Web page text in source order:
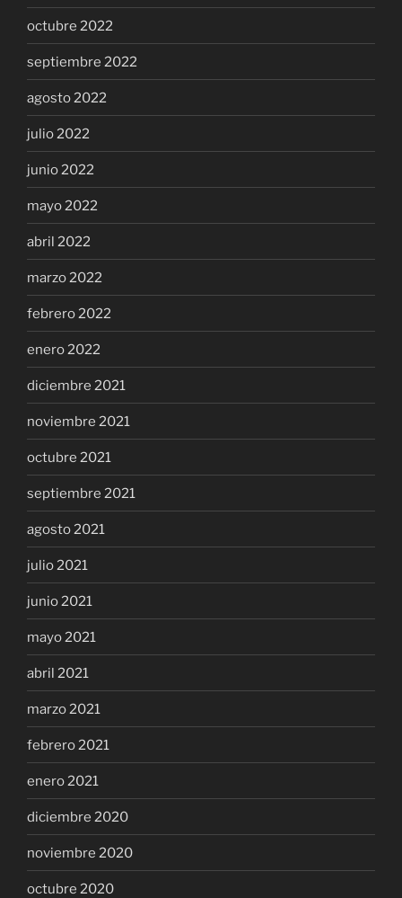
octubre 2022
septiembre 2022
agosto 2022
julio 2022
junio 2022
mayo 2022
abril 2022
marzo 2022
febrero 2022
enero 2022
diciembre 2021
noviembre 2021
octubre 2021
septiembre 2021
agosto 2021
julio 2021
junio 2021
mayo 2021
abril 2021
marzo 2021
febrero 2021
enero 2021
diciembre 2020
noviembre 2020
octubre 2020